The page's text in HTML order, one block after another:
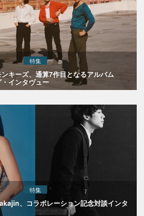
特集
キーズ、通算7作目となるアルバム
・インタヴュー
特集
、コラボレーション記念対談インタ